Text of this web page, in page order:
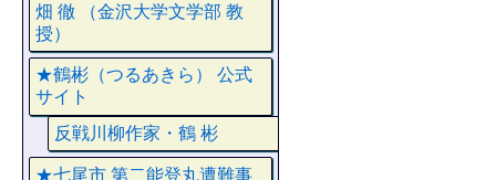
畑 徹 （金沢大学文学部 教
授）
★鶴彬（つるあきら） 公式
サイト
反戦川柳作家・鶴 彬
★七尾市 第二能登丸遭難事